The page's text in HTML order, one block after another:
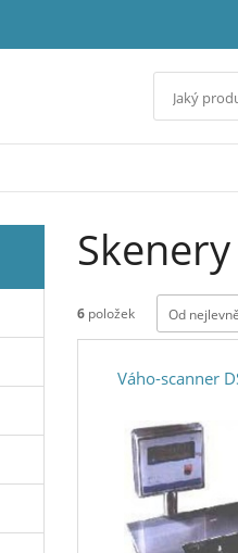
6 položek Od
Váho-scanner